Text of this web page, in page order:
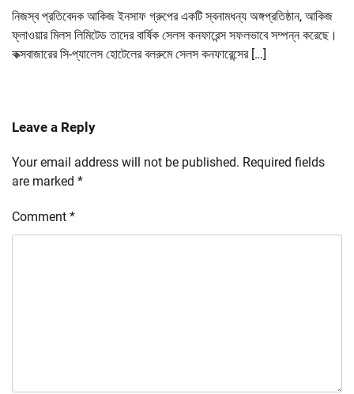
নিজস্ব প্রতিবেদক আকিজ ইনসাফ গ্রুপের একটি স্বনামধন্য অঙ্গপ্রতিষ্ঠান, আকিজ
ফ্লাওয়ার মিলস লিমিটেড তাদের বার্ষিক সেলস কনফারেন্স সফলভাবে সম্পন্ন করেছে।
কক্সবাজারের সি-প্যালেস হোটেলের বলরুমে সেলস কনফারেন্সের […]
Leave a Reply
Your email address will not be published. Required fields
are marked *
Comment *